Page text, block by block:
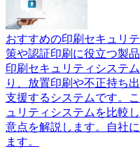
おすすめの印刷セキュリ
策や認証印刷に役立つ製
印刷セキュリティシステ
り、放置印刷や不正持ち
支援するシステムです。
ュリティシステムを比較
意点を解説します。自社
ます。